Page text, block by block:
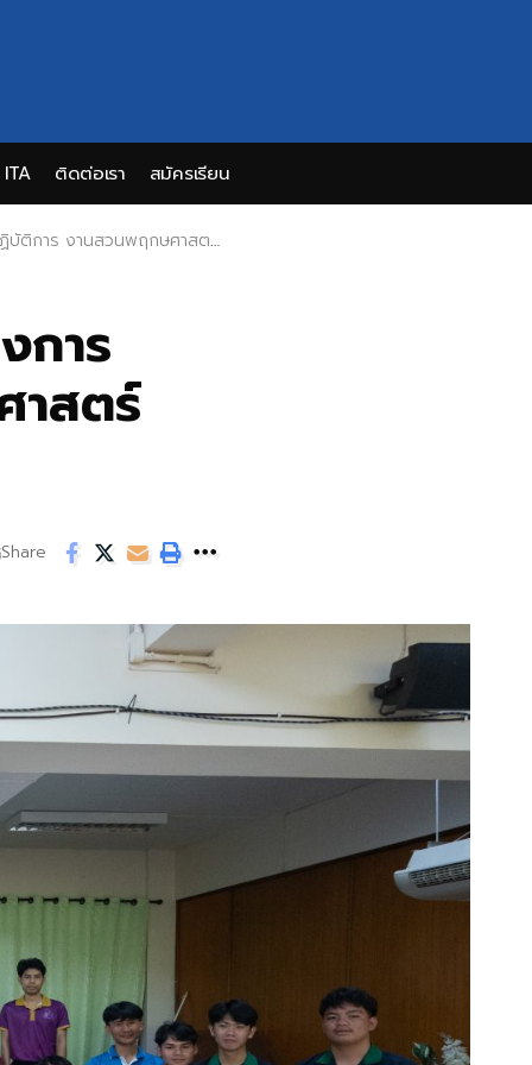
ITA ติดต่อเรา สมัครเรียน
งานสวนพฤกษศาสตร์โรงเรียน
การ
าสตร์
Share